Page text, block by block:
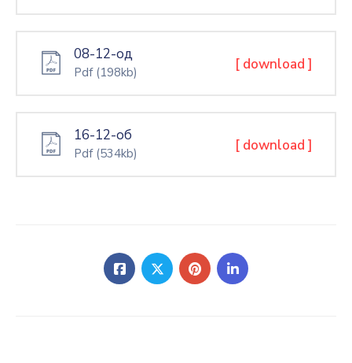
08-12-од
Pdf (198kb) [ download ]
16-12-об
Pdf (534kb) [ download ]